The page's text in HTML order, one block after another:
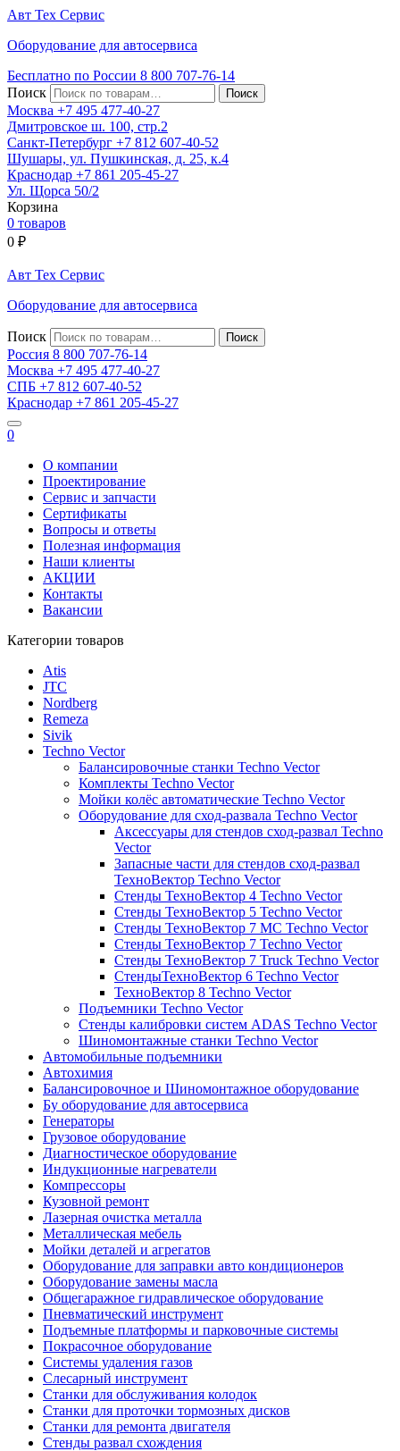
Авт Тех Сервис
Оборудование для автосервиса
Бесплатно по России 8 800 707-76-14
Поиск
Москва +7 495 477-40-27
Дмитровское ш. 100, стр.2
Санкт-Петербург +7 812 607-40-52
Шушары, ул. Пушкинская, д. 25, к.4
Краснодар +7 861 205-45-27
Ул. Щорса 50/2
Корзина
0 товаров
0 ₽
Авт Тех Сервис
Оборудование для автосервиса
Поиск
Россия 8 800 707-76-14
Москва +7 495 477-40-27
СПБ +7 812 607-40-52
Краснодар +7 861 205-45-27
0
О компании
Проектирование
Сервис и запчасти
Сертификаты
Вопросы и ответы
Полезная информация
Наши клиенты
АКЦИИ
Контакты
Вакансии
Категории товаров
Atis
JTC
Nordberg
Remeza
Sivik
Techno Vector
Балансировочные станки Techno Vector
Комплекты Techno Vector
Мойки колёс автоматические Techno Vector
Оборудование для сход-развала Techno Vector
Аксессуары для стендов сход-развал Techno
Vector
Запасные части для стендов сход-развал
ТехноВектор Techno Vector
Стенды ТехноВектор 4 Techno Vector
Стенды ТехноВектор 5 Techno Vector
Стенды ТехноВектор 7 MC Techno Vector
Стенды ТехноВектор 7 Techno Vector
Стенды ТехноВектор 7 Truck Techno Vector
СтендыТехноВектор 6 Techno Vector
ТехноВектор 8 Techno Vector
Подъемники Techno Vector
Стенды калибровки систем ADAS Techno Vector
Шиномонтажные станки Techno Vector
Автомобильные подъемники
Автохимия
Балансировочное и Шиномонтажное оборудование
Бу оборудование для автосервиса
Генераторы
Грузовое оборудование
Диагностическое оборудование
Индукционные нагреватели
Компрессоры
Кузовной ремонт
Лазерная очистка металла
Металлическая мебель
Мойки деталей и агрегатов
Оборудование для заправки авто кондиционеров
Оборудование замены масла
Общегаражное гидравлическое оборудование
Пневматический инструмент
Подъемные платформы и парковочные системы
Покрасочное оборудование
Системы удаления газов
Слесарный инструмент
Станки для обслуживания колодок
Станки для проточки тормозных дисков
Станки для ремонта двигателя
Стенды развал схождения